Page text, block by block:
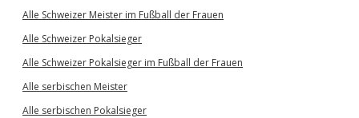
Alle Schweizer Meister im Fußball der Frauen
Alle Schweizer Pokalsieger
Alle Schweizer Pokalsieger im Fußball der Frauen
Alle serbischen Meister
Alle serbischen Pokalsieger